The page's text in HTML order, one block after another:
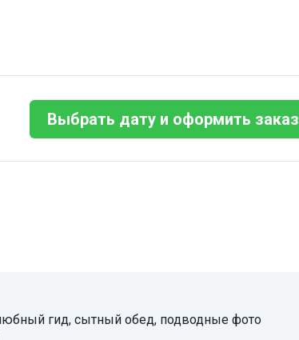
Выбрать дату и оформить заказ